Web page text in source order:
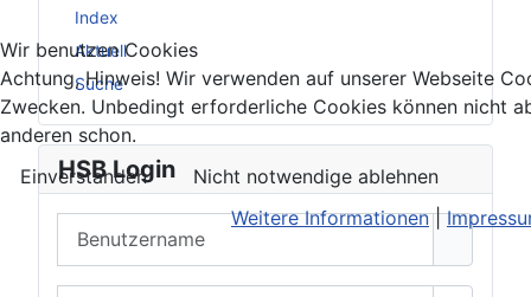
Index
Aktuell
Suche
HSB Login
Wir benutzen Cookies
Achtung, Hinweis! Wir verwenden auf unserer Webseite
Zwecken. Unbedingt erforderliche Cookies können nicht
anderen schon.
Einverstanden
Nicht notwendige ablehnen
Weitere Informationen|